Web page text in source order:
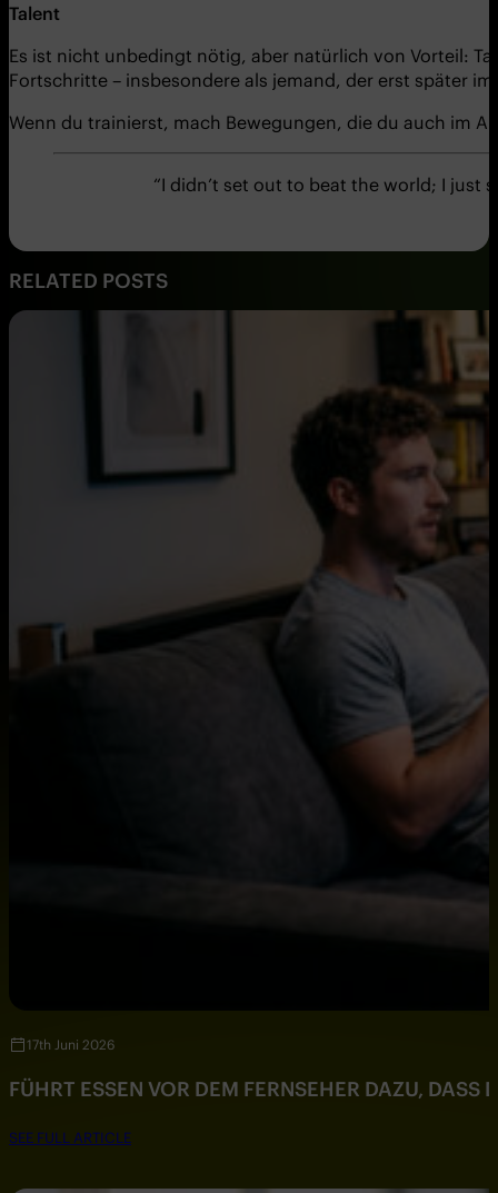
Talent
Es ist nicht unbedingt nötig, aber natürlich von Vorteil:
Fortschritte – insbesondere als jemand, der erst später
Wenn du trainierst, mach Bewegungen, die du auch im
“I didn’t set out to beat the world; I just
RELATED POSTS
17th Juni 2026
FÜHRT ESSEN VOR DEM FERNSEHER DAZU, DASS
SEE FULL ARTICLE